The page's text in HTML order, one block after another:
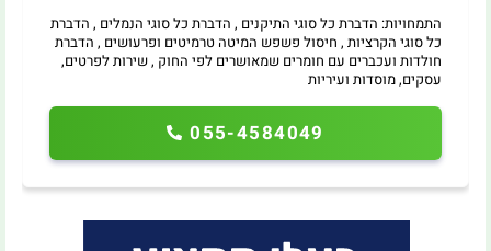
055-4584049
התמחויות: הדברת כל סוגי התיקנים , הדברת כל סוגי הנמלים , הדברת
כל סוגי הקרציות , חיסול פשפש המיטה טרמיטים ופרעושים , הדברת
חולדות ועכברים עם חומרים שמאושרים לפי החוק , שירות לפרטים,
עסקים, מוסדות ועיריות